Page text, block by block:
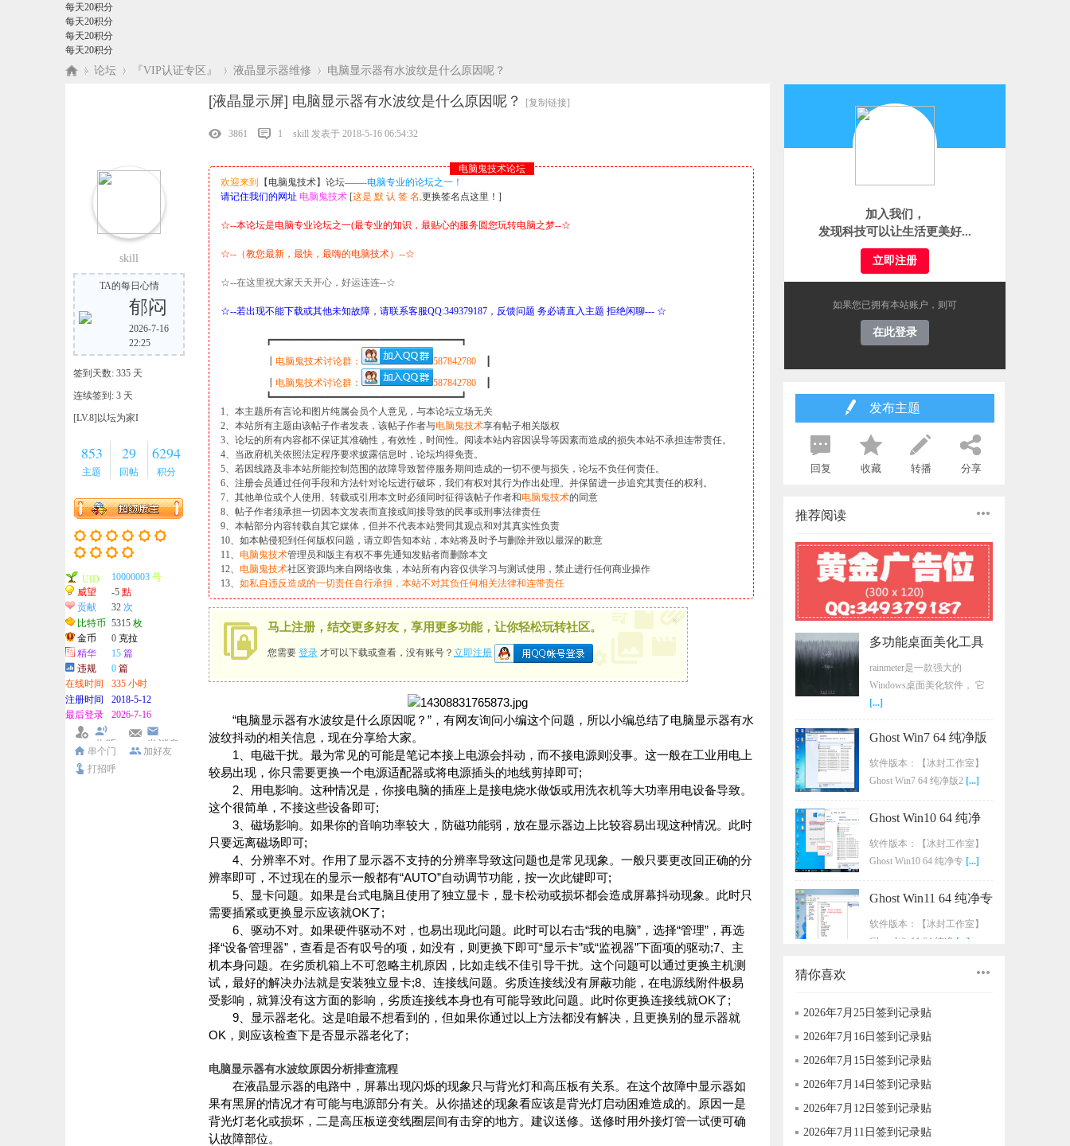
每天20积分
每天20积分
每天20积分
每天20积分
» 论坛 › 『VIP认证专区』 › 液晶显示器维修 › 电脑显示器有水波纹是什么原因呢？
[液晶显示屏] 电脑显示器有水波纹是什么原因呢？ [复制链接]
skill
TA的每日心情
郁闷
2026-7-16
22:25
签到天数: 335 天
连续签到: 3 天
[LV.8]以坛为家I
853
主题
29
回帖
6294
积分
UID 10000003 号
威望
-5 點
贡献
32 次
比特币 5315 枚
金币
0 克拉
精华
15 篇
违规
0 篇
在线时间
335 小时
注册时间
2018-5-12
最后登录
2026-7-16
收听
TA
发消息
串个门
加好友
打招呼
3861 1 skill 发表于 2018-5-16 06:54:32
电脑鬼技术论坛
欢迎来到
【 电脑鬼技术】论坛——-电脑专业的论坛之一！
请记住我们的网址 电脑鬼技术[这是 默 认 签 名,更换签名点这里！]
☆--本论坛是电脑专业论坛之一(最专业的知识，最贴心的服务圆您玩转电脑之梦--☆
☆--（教您最新，最快，最嗨的电脑技术）--☆
☆--在这里祝大家天天开心，好运连连--☆
☆--若出现不能下载或其他未知故障，请联系客服QQ:349379187，反馈问题 务必请直入主题 拒绝闲聊--- ☆
┏━━━━━━━━━━━━━━━━━━━━━━━━━━━━━━━━━━┓
电脑鬼技术讨论群： 587842780┃
电脑鬼技术讨论群： 587842780┃
┗━━━━━━━━━━━━━━━━━━━━━━━━━━━━━━━━━━┛
1、本主题所有言论和图片纯属会员个人意见，与本论坛立场无关
2、本站所有主题由该帖子作者发表，该帖子作者与电脑鬼技术享有帖子相关版权
3、论坛的所有内容都不保证其准确性，有效性，时间性。阅读本站内容因误导等因素而造成的损失本站不承担连带责任。
4、当政府机关依照法定程序要求披露信息时，论坛均得免责。
5、若因线路及非本站所能控制范围的故障导致暂停服务期间造成的一切不便与损失，论坛不负任何责任。
6、注册会员通过任何手段和方法针对论坛进行破坏，我们有权对其行为作出处理。并保留进一步追究其责任的权利。
7、其他单位或个人使用、转载或引用本文时必须同时征得该帖子作者和电脑鬼技术的同意
8、帖子作者须承担一切因本文发表而直接或间接导致的民事或刑事法律责任
9、本帖部分内容转载自其它媒体，但并不代表本站赞同其观点和对其真实性负责
10、如本帖侵犯到任何版权问题，请立即告知本站，本站将及时予与删除并致以最深的歉意
11、 电脑鬼技术管理员和版主有权不事先通知发贴者而删除本文
12、 电脑鬼技术社区资源均来自网络收集，本站所有内容仅供学习与测试使用，禁止进行任何商业操作
13、 如私自违反造成的一切责任自行承担，本站不对其负任何相关法律和连带责任
马上注册，结交更多好友，享用更多功能，让你轻松玩转社区。
您需要 登录 才可以下载或查看，没有账号？ 立即注册
×
“电脑显示器有水波纹是什么原因呢？”，有网友询问小编这个问题，所以小编总结了电脑显示器有水
波纹抖动的相关信息，现在分享给大家。
1、电磁干扰。最为常见的可能是笔记本接上电源会抖动，而不接电源则没事。这一般在工业用电上
较易出现，你只需要更换一个电源适配器或将电源插头的地线剪掉即可;
2、用电影响。这种情况是，你接电脑的插座上是接电烧水做饭或用洗衣机等大功率用电设备导致。
这个很简单，不接这些设备即可;
3、磁场影响。如果你的音响功率较大，防磁功能弱，放在显示器边上比较容易出现这种情况。此时
只要远离磁场即可;
4、分辨率不对。作用了显示器不支持的分辨率导致这问题也是常见现象。一般只要更改回正确的分
辨率即可，不过现在的显示一般都有“AUTO”自动调节功能，按一次此键即可;
5、显卡问题。如果是台式电脑且使用了独立显卡，显卡松动或损坏都会造成屏幕抖动现象。此时只
需要插紧或更换显示应该就OK了;
6、驱动不对。如果硬件驱动不对，也易出现此问题。此时可以右击“我的电脑”，选择“管理”，再选
择“设备管理器”，查看是否有叹号的项，如没有，则更换下即可“显示卡”或“监视器”下面项的驱动;7、主
机本身问题。在劣质机箱上不可忽略主机原因，比如走线不佳引导干扰。这个问题可以通过更换主机测
试，最好的解决办法就是安装独立显卡;8、连接线问题。劣质连接线没有屏蔽功能，在电源线附件极易
受影响，就算没有这方面的影响，劣质连接线本身也有可能导致此问题。此时你更换连接线就OK了;
9、显示器老化。这是咱最不想看到的，但如果你通过以上方法都没有解决，且更换别的显示器就
OK，则应该检查下是否显示器老化了;
电脑显示器有水波纹原因分析排查流程
在液晶显示器的电路中，屏幕出现闪烁的现象只与背光灯和高压板有关系。在这个故障中显示器如
果有黑屏的情况才有可能与电源部分有关。从你描述的现象看应该是背光灯启动困难造成的。原因一是
背光灯老化或损坏，二是高压板逆变线圈层间有击穿的地方。建议送修。送修时用外接灯管一试便可确
认故障部位。
加入我们，
发现科技可以让生活更美好...
立即注册
如果您已拥有本站账户，则可
在此登录
发布主题
回复 收藏 转播 分享
推荐阅读
多功能桌面美化工具
雨滴桌面rainmeter v4.
rainmeter是一款强大的
Windows桌面美化软件， 它
[...]
Ghost Win7 64 纯净版
2023.10全新首发
软件版本：【冰封工作室】
Ghost Win7 64 纯净版2 [...]
Ghost Win10 64 纯净
专业版2023.10(22H2)
软件版本：【冰封工作室】
Ghost Win10 64 纯净专 [...]
Ghost Win11 64 纯净专
业版2023.10(22H2)
软件版本：【冰封工作室】
Ghost Win11 64 纯净 [...]
冬季之前 - 冷漠 词：李全
猜你喜欢
2026年7月25日签到记录贴
2026年7月16日签到记录贴
2026年7月15日签到记录贴
2026年7月14日签到记录贴
2026年7月12日签到记录贴
2026年7月11日签到记录贴